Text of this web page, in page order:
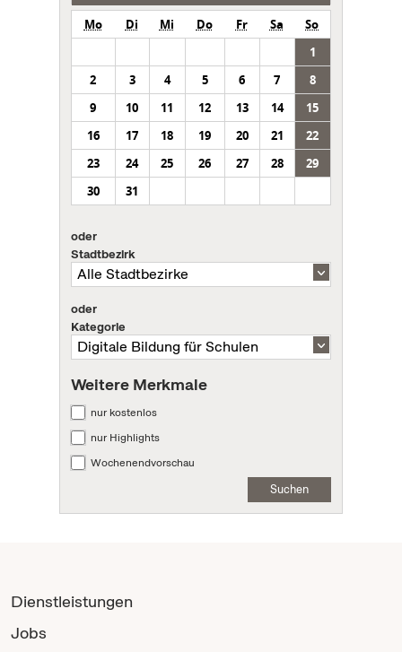
Mo Di Mi Do Fr Sa
So
1
2
3 4 5 6 7
8
9
10 11 12 13 14
15
16
17 18 19 20 21
22
23
24 25 26 27 28
29
30
31
oder
Stadtbezirk
oder
Kategorie
Weitere Merkmale
nur kostenlos
nur Highlights
Wochenendvorschau
Suchen
Dienstleistungen
Jobs